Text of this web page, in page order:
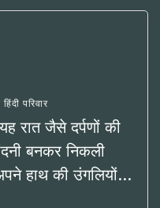
परिवार
रात जैसे दर्पणों की
बनकर निकली
हाथ की उंगलियों…